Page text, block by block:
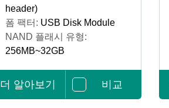
header)
폼 팩터: USB Disk Module
NAND 플래시 유형:
256MB~32GB
더 알아보기 비교